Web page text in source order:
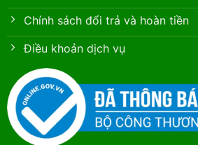
Chính sách đổi trả và hoàn tiền
Điều khoản dịch vụ